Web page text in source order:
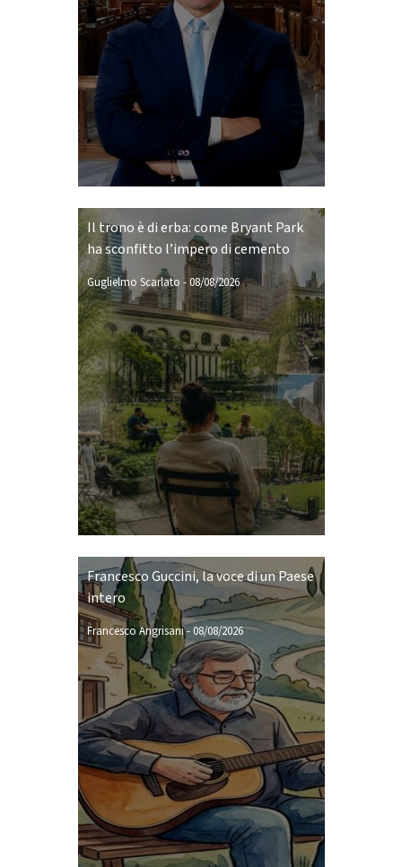
Il trono è di erba: come Bryant Park
ha sconfitto l’impero di cemento
Guglielmo Scarlato -08/08/2026
Francesco Guccini, la voce di un Paese
intero
Francesco Angrisani-08/08/2026